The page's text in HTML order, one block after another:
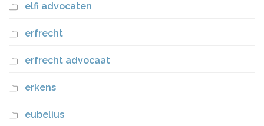
elfi advocaten
erfrecht
erfrecht advocaat
erkens
eubelius